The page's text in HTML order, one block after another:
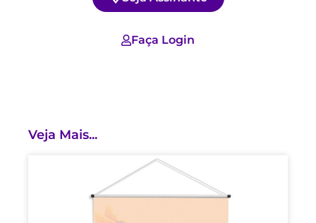
Faça Login
Veja Mais...